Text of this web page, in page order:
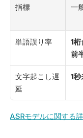
指標 一
単語誤り率
1
前
文字起こし遅
延
1
ASRモデルに関する